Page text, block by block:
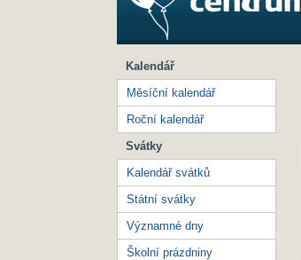
Kalendář
Měsíční kalendář
Roční kalendář
Svátky
Kalendář svátků
Státní svátky
Významné dny
Školní prázdniny